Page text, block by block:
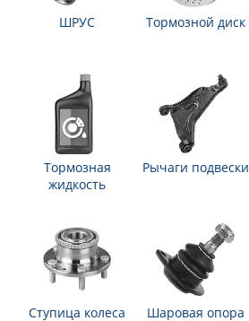
ШРУС Тормозной диск
Тормозная
жидкость
Рычаги подвески
Ступица колеса Шаровая опора